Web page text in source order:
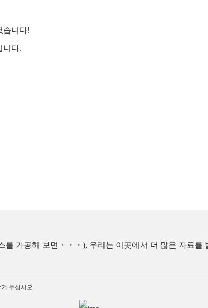
습니다!
니다.
를 가공해 보면・・・), 우리는 이곳에서 더 많은 자료
두십시오.